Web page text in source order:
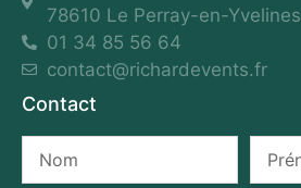
78610 Le Perray-en-Yvelines
01 34 85 56 64
contact@richardevents.fr
Contact